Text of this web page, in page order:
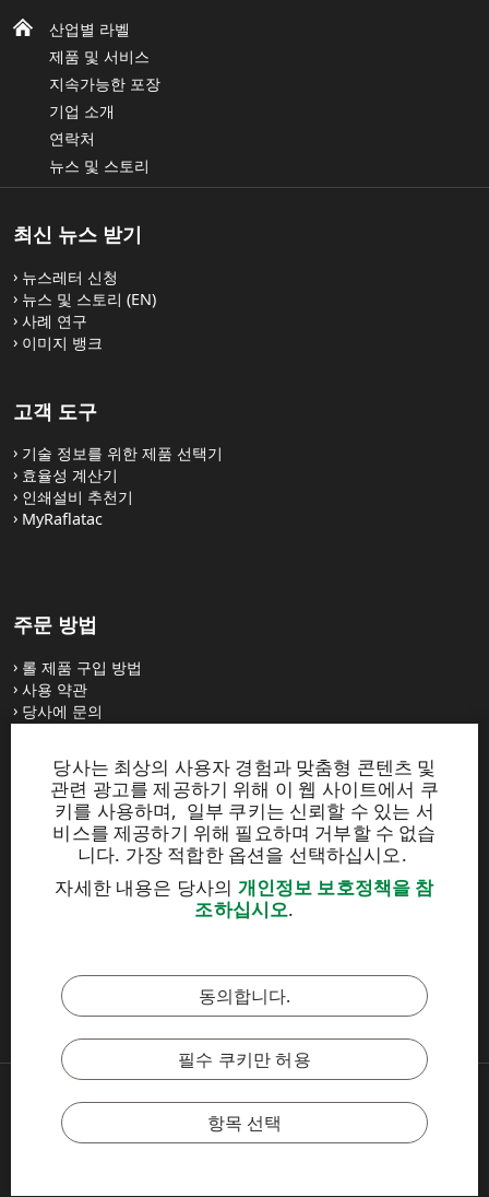
당사는 최상의 사용자 경험과 맞춤형 콘텐츠 및
관련 광고를 제공하기 위해 이 웹 사이트에서 쿠
키를 사용하며, 일부 쿠키는 신뢰할 수 있는 서
비스를 제공하기 위해 필요하며 거부할 수 없습
니다. 가장 적합한 옵션을 선택하십시오.
자세한 내용은 당사의 개인정보 보호정책을 참
조하십시오.
동의합니다.
필수 쿠키만 허용
항목 선택
산업별 라벨
제품 및 서비스
지속가능한 포장
기업 소개
연락처
뉴스 및 스토리
최신 뉴스 받기
뉴스레터 신청
뉴스 및 스토리 (EN)
사례 연구
이미지 뱅크
고객 도구
기술 정보를 위한 제품 선택기
효율성 계산기
인쇄설비 추천기
MyRaflatac
주문 방법
롤 제품 구입 방법
사용 약관
당사에 문의
웹사이트
UPM Raflatac Graphics Solutions
UPM Raflatac Office Products
UPM Raflatac Industrial Removables
UPM 윤리강령
Copyright © 2026 UPM
UPM 글로벌
법적 고지 사항